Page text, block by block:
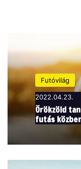
Futóvilág
2022.04.23.
Örökzöld
futás